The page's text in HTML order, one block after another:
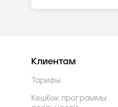
Клиентам
Тарифы
Кешбэк программы